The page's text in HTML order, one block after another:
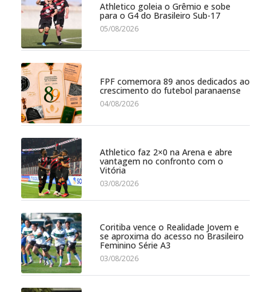
Athletico goleia o Grêmio e sobe
para o G4 do Brasileiro Sub-17
05/08/2026
FPF comemora 89 anos dedicados ao
crescimento do futebol paranaense
04/08/2026
Athletico faz 2×0 na Arena e abre
vantagem no confronto com o
Vitória
03/08/2026
Coritiba vence o Realidade Jovem e
se aproxima do acesso no Brasileiro
Feminino Série A3
03/08/2026